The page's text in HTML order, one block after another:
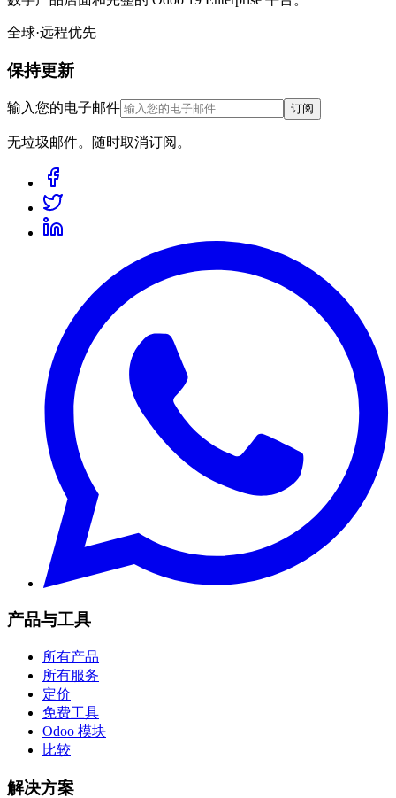
全球·远程优先
保持更新
输入您的电子邮件 订阅
无垃圾邮件。随时取消订阅。
产品与工具
所有产品
所有服务
定价
免费工具
Odoo 模块
比较
解决方案